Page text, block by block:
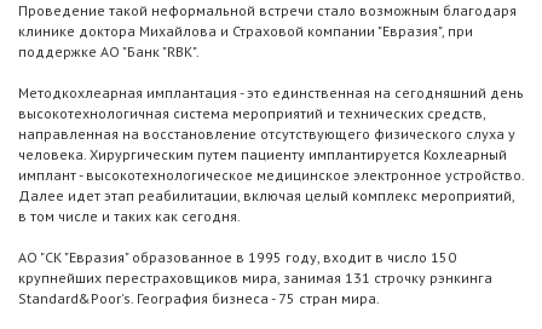
Проведение такой неформальной встречи стало возможным благодаря
клинике доктора Михайлова и Страховой компании "Евразия", при
поддержке АО "Банк "RBK".
Методкохлеарная имплантация - это единственная на сегодняшний день
высокотехнологичная система мероприятий и технических средств,
направленная на восстановление отсутствующего физического слуха у
человека. Хирургическим путем пациенту имплантируется Кохлеарный
имплант - высокотехнологическое медицинское электронное устройство.
Далее идет этап реабилитации, включая целый комплекс мероприятий,
в том числе и таких как сегодня.
АО "СК "Евразия" образованное в 1995 году, входит в число 150
крупнейших перестраховщиков мира, занимая 131 строчку рэнкинга
Standard&Poor's. География бизнеса - 75 стран мира.